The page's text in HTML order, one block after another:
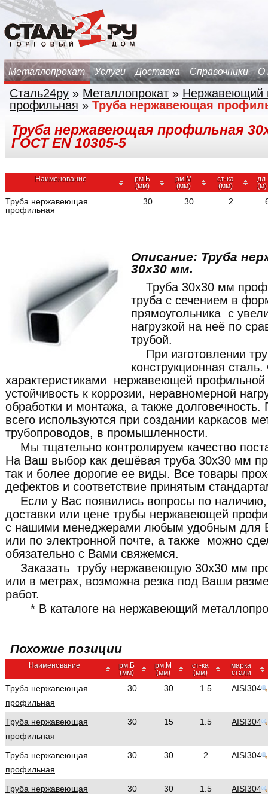
Металлопрокат Услуги Доставка Справочники О
Сталь24ру » Металлопрокат » Нержавеющий
профильная » Труба нержавеющая
Труба нержавеющая профильная
ГОСТ EN 10305-5
Наименование
рм.Б
(мм)
рм.М
(мм)
ст-ка
(мм)
дл.
(м)
Труба нержавеющая
профильная
30 30 2
Описание: Труба
30x30 мм.
Труба 30x30 мм
труба с сечением в
прямоугольника с
нагрузкой на неё по
трубой.
При изготовлении
конструкционная
характеристиками нержавеющей
устойчивость к коррозии, неравномерной
обработки и монтажа, а также
всего используются при создании каркасов
трубопроводов, в промышленности.
Мы тщательно контролируем качество
На Ваш выбор как дешёвая труба 30x30 мм
так и более дорогие ее виды. Все товары
дефектов и соответствие принятым
Если у Вас появились вопросы по наличию,
доставки или цене трубы нержавеющей
с нашими менеджерами любым удобным для
или по электронной почте, а также можно
обязательно с Вами свяжемся.
Заказать трубу нержавеющую 30x30 мм
или в метрах, возможна резка под Ваши
работ.
* В каталоге на нержавеющий
Похожие позиции
Наименование
рм.Б
(мм)
рм.М
(мм)
ст-ка
(мм)
марка
стали
Труба нержавеющая
профильная
30 30 1.5 AISI304
Труба нержавеющая
профильная
30 15 1.5 AISI304
Труба нержавеющая
профильная
30 30 2 AISI304
Труба нержавеющая
30 30 1.5 AISI304